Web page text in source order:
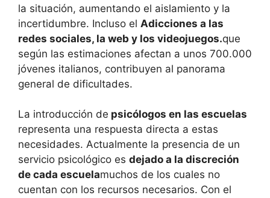
la situación, aumentando el aislamiento y la
incertidumbre. Incluso el Adicciones a las
redes sociales, la web y los videojuegos.que
según las estimaciones afectan a unos 700.000
jóvenes italianos, contribuyen al panorama
general de dificultades.
La introducción de psicólogos en las escuelas
representa una respuesta directa a estas
necesidades. Actualmente la presencia de un
servicio psicológico es dejado a la discreción
de cada escuelamuchos de los cuales no
cuentan con los recursos necesarios. Con el